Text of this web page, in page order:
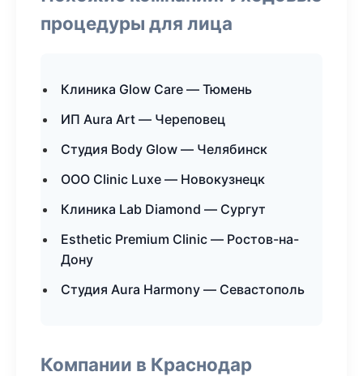
процедуры для лица
Клиника Glow Care — Тюмень
ИП Aura Art — Череповец
Студия Body Glow — Челябинск
ООО Clinic Luxe — Новокузнецк
Клиника Lab Diamond — Сургут
Esthetic Premium Clinic — Ростов-на-
Дону
Студия Aura Harmony — Севастополь
Компании в Краснодар